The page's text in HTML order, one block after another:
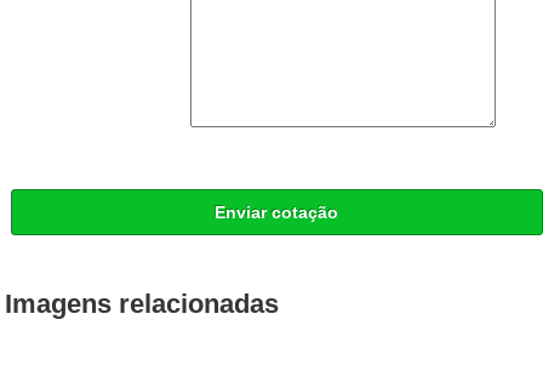
Enviar cotação
Imagens relacionadas